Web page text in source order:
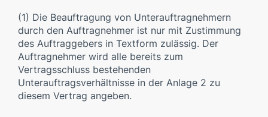
(1) Die Beauftragung von Unterauftragnehmern
durch den Auftragnehmer ist nur mit Zustimmung
des Auftraggebers in Textform zulässig. Der
Auftragnehmer wird alle bereits zum
Vertragsschluss bestehenden
Unterauftragsverhältnisse in der Anlage 2 zu
diesem Vertrag angeben.